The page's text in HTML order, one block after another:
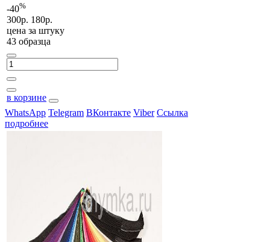
-40%
300р. 180р.
цена за штуку
43 образца
в корзине
WhatsApp Telegram ВКонтакте Viber Ссылка
подробнее